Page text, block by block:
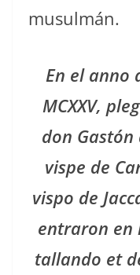
musulmán.
En el anno
MCXXV,
don Gastón
vispe de
vispo de
entraron en
tallando et